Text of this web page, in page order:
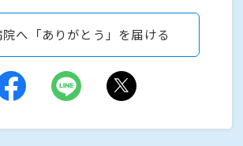
院へ「ありがとう」を届ける